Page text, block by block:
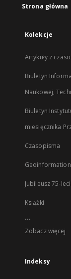
Strona główna
Kolekcje
Artykuły z
Biuletyn
Naukowej,
Biuletyn
miesięcznika
Czasopisma
Jubileusz 75-
Książki
...
Zobacz więcej
Indeksy